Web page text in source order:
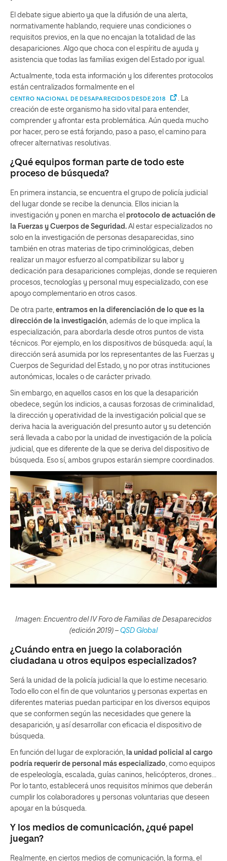
El debate sigue abierto ya que la difusión de una alerta,
normativamente hablando, requiere unas condiciones o
requisitos previos, en la que no encajan la totalidad de las
desapariciones. Algo que choca con el espíritu de ayuda y
asistencia que todas las familias exigen del Estado por igual.
Actualmente, toda esta información y los diferentes protocolos
están centralizados formalmente en el
CENTRO NACIONAL DE DESAPARECIDOS DESDE 2018
. La
creación de este organismo ha sido vital para entender,
comprender y afrontar esta problemática. Aún queda mucho
por hacer, pero se está forjando, paso a paso, el camino para
ofrecer alternativas resolutivas.
¿Qué equipos forman parte de todo este
proceso de búsqueda?
En primera instancia, se encuentra el grupo de policía judicial
del lugar donde se recibe la denuncia. Ellos inician la
investigación y ponen en marcha el protocolo de actuación de
la Fuerzas y Cuerpos de Seguridad. Al estar especializados no
solo en la investigación de personas desaparecidas, sino
también en otras materias de tipo criminológicas, deben
realizar un mayor esfuerzo al compatibilizar su labor y
dedicación para desapariciones complejas, donde se requieren
procesos, tecnologías y personal muy especializado, con ese
apoyo complementario en otros casos.
De otra parte, entramos en la diferenciación de lo que es la
dirección de la investigación , además de lo que implica la
especialización, para abordarla desde otros puntos de vista
técnicos. Por ejemplo, en los dispositivos de búsqueda: aquí, la
dirección será asumida por los representantes de las Fuerzas y
Cuerpos de Seguridad del Estado, y no por otras instituciones
autonómicas, locales o de carácter privado.
Sin embargo, en aquellos casos en los que la desaparición
obedece, según los indicios, a causas forzosas de criminalidad,
la dirección y operatividad de la investigación policial que se
deriva hacia la averiguación del presunto autor y su detención
será llevada a cabo por la unidad de investigación de la policía
judicial, que es diferente de la que se deriva del dispositivo de
búsqueda. Eso sí, ambos grupos estarán siempre coordinados.
Imagen: Encuentro del IV Foro de Familias de Desaparecidos
(edición 2019) – QSD Global
¿Cuándo entra en juego la colaboración
ciudadana u otros equipos especializados?
Será la unidad de la policía judicial la que lo estime necesario.
Todo ello con el fin de que voluntarios y personas expertas en
diferentes materias puedan participar en los diversos equipos
que se conformen según las necesidades que genere la
desaparición, y así desarrollar con eficacia el dispositivo de
búsqueda.
En función del lugar de exploración, la unidad policial al cargo
podría requerir de personal más especializado, como equipos
de espeleología, escalada, guías caninos, helicópteros, drones…
Por lo tanto, establecerá unos requisitos mínimos que deberán
cumplir los colaboradores y personas voluntarias que deseen
apoyar en la búsqueda.
Y los medios de comunicación, ¿qué papel
juegan?
Realmente, en ciertos medios de comunicación, la forma, el